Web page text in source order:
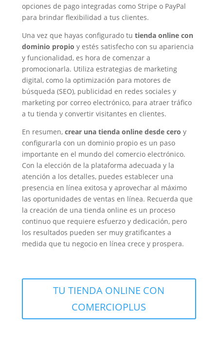
opciones de pago integradas como Stripe o PayPal
para brindar flexibilidad a tus clientes.
Una vez que hayas configurado tu tienda online con
dominio propio y estés satisfecho con su apariencia
y funcionalidad, es hora de comenzar a
promocionarla. Utiliza estrategias de marketing
digital, como la optimización para motores de
búsqueda (SEO), publicidad en redes sociales y
marketing por correo electrónico, para atraer tráfico
a tu tienda y convertir visitantes en clientes.
En resumen, crear una tienda online desde cero y
configurarla con un dominio propio es un paso
importante en el mundo del comercio electrónico.
Con la elección de la plataforma adecuada y la
atención a los detalles, puedes establecer una
presencia en línea exitosa y aprovechar al máximo
las oportunidades de ventas en línea. Recuerda que
la creación de una tienda online es un proceso
continuo que requiere esfuerzo y dedicación, pero
los resultados pueden ser muy gratificantes a
medida que tu negocio en línea crece y prospera.
TU TIENDA ONLINE CON
COMERCIOPLUS